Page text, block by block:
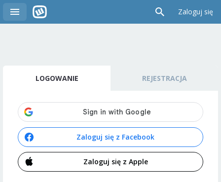
Zaloguj się
LOGOWANIE REJESTRACJA
Zaloguj się z Facebook
Zaloguj się z Apple